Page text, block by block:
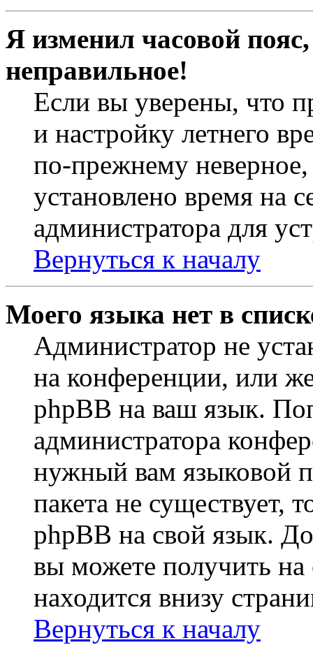
Я изменил часовой
неправильное!
Если вы уверены, что
и настройку летнего
по-прежнему неверное,
установлено время на
администратора для
Вернуться к началу
Моего языка нет в
Администратор не
на конференции, или
phpBB на ваш язык.
администратора
нужный вам языковой
пакета не существует,
phpBB на свой язык.
вы можете получить на
находится внизу
Вернуться к началу